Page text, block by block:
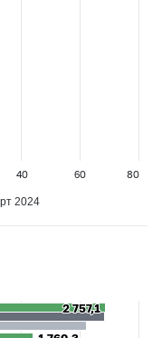
40 60 80
2024
2 757,1
2 757,1